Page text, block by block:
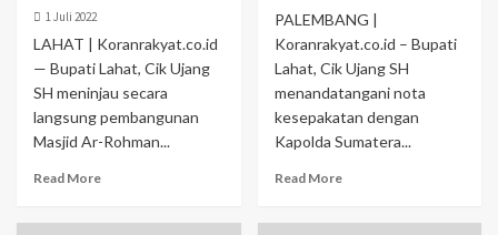
1 Juli 2022
LAHAT | Koranrakyat.co.id
— Bupati Lahat, Cik Ujang
SH meninjau secara
langsung pembangunan
Masjid Ar-Rohman...
Read More
PALEMBANG |
Koranrakyat.co.id – Bupati
Lahat, Cik Ujang SH
menandatangani nota
kesepakatan dengan
Kapolda Sumatera...
Read More